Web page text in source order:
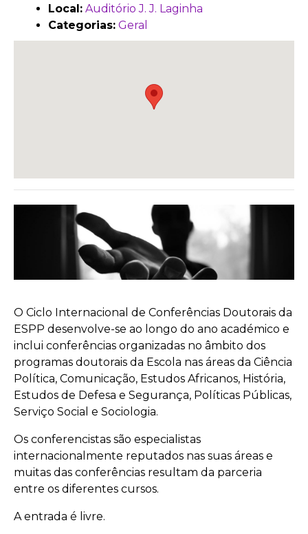
Local: Auditório J. J. Laginha
Categorias: Geral
O Ciclo Internacional de Conferências Doutorais da
ESPP desenvolve-se ao longo do ano académico e
inclui conferências organizadas no âmbito dos
programas doutorais da Escola nas áreas da Ciência
Política, Comunicação, Estudos Africanos, História,
Estudos de Defesa e Segurança, Políticas Públicas,
Serviço Social e Sociologia.
Os conferencistas são especialistas
internacionalmente reputados nas suas áreas e
muitas das conferências resultam da parceria
entre os diferentes cursos.
A entrada é livre.